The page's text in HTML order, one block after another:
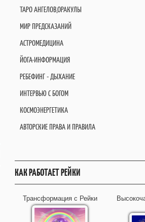
ТАРО АНГЕЛОВ,ОРАКУЛЫ
МИР ПРЕДСКАЗАНИЙ
АСТРОМЕДИЦИНА
ЙОГА-ИНФОРМАЦИЯ
РЕБЕФИНГ - ДЫХАНИЕ
ИНТЕРВЬЮ С БОГОМ
КОСМОЭНЕРГЕТИКА
АВТОРСКИЕ ПРАВА И ПРАВИЛА
КАК РАБОТАЕТ РЕЙКИ
Трансформация с Рейки